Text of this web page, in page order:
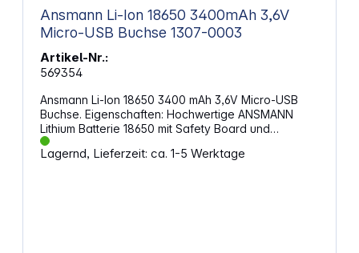
Ansmann Li-Ion 18650 3400mAh 3,6V
Micro-USB Buchse 1307-0003
Artikel-Nr.:
569354
Ansmann Li-Ion 18650 3400 mAh 3,6V Micro-USB
Buchse. Eigenschaften: Hochwertige ANSMANN
Lithium Batterie 18650 mit Safety Board und
integrierter Micro-USB Ladebuchse. Der Ladestrom
wird intern auf max. 1A begrenzt. Einfaches
Lagernd, Lieferzeit: ca. 1-5 Werktage